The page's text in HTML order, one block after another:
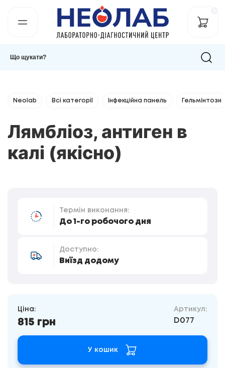
Neolab Всі категорії Інфекційна панель Гельмінтози
Лямбліоз, антиген в
калі (якісно)
Термін виконання:
До 1-го робочого дня
Доступно:
Виїзд додому
Ціна:
815 грн
Артикул:
D077
У кошик